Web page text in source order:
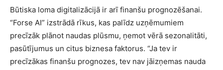
Būtiska loma digitalizācijā ir arī finanšu prognozēšanai.
“Forse AI” izstrādā rīkus, kas palīdz uzņēmumiem
precīzāk plānot naudas plūsmu, ņemot vērā sezonalitāti,
pasūtījumus un citus biznesa faktorus. “Ja tev ir
precīzākas finanšu prognozes, tev nav jāizņemas nauda